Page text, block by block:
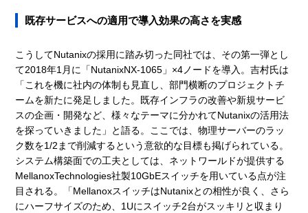
既存サービスへの適用で導入効果の高さを実感
こうしてNutanixの採用に踏み切った同社では、その第一弾とし
て2018年1月に「NutanixNX-1065」×4ノードを導入。吉村氏は
「これを機に社内の体制も見直し、部門横断のプロジェクトチ
ームを新たに発足しました。既存インフラの改善や新規サービ
スの企画・開発など、様々なテーマに分かれてNutanixの活用法
を探っていきました」と語る。ここでは、物理サーバーのラッ
ク数を1/2まで削減するという意欲的な目標も掲げられている。
システム構築面での工夫としては、ネットワールドが提供する
MellanoxTechnologies社製10GbEスイッチを用いている点が注
目される。「MellanoxスイッチはNutanixとの相性が良く、さら
にハーフサイズのため、1Uにスイッチ2台がスッキリと収まり